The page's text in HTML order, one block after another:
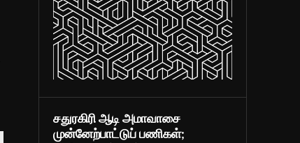
சதுரகிரி ஆடி அமாவாசை
முன்னேற்பாட்டுப் பணிகள்;